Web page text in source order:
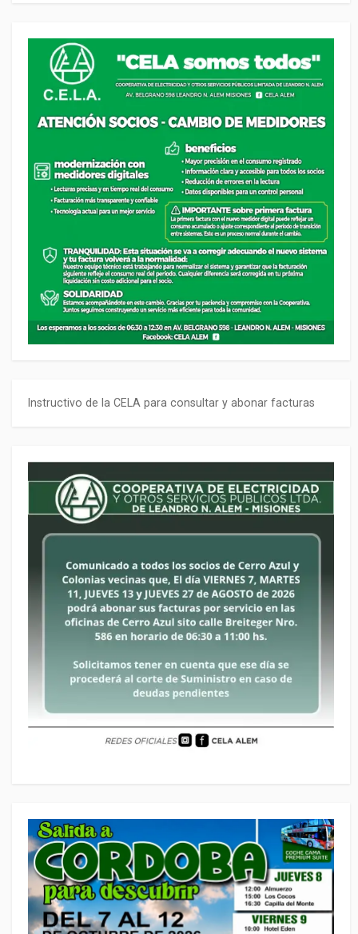
Instructivo de la CELA para consultar y abonar facturas